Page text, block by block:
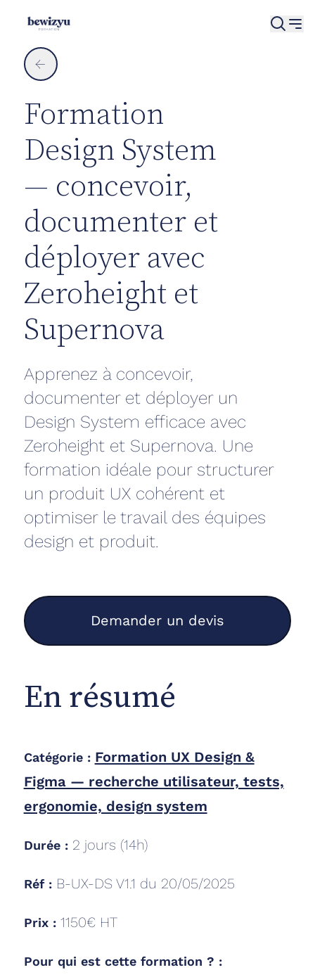
←
Formation
Design System
— concevoir,
documenter et
déployer avec
Zeroheight et
Supernova
Apprenez à concevoir,
documenter et déployer un
Design System efficace avec
Zeroheight et Supernova. Une
formation idéale pour structurer
un produit UX cohérent et
optimiser le travail des équipes
design et produit.
Demander un devis
En résumé
Catégorie : Formation UX Design &
Figma — recherche utilisateur, tests,
ergonomie, design system
Durée : 2 jours (14h)
Réf : B-UX-DS V1.1 du 20/05/2025
Prix : 1150€ HT
Pour qui est cette formation ? :
Panneau de gestion des cookies